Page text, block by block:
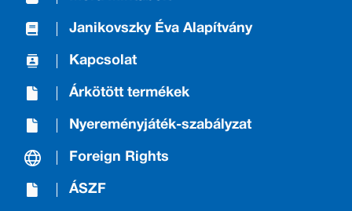
Janikovszky Éva Alapítvány
Kapcsolat
Árkötött termékek
Nyereményjáték-szabályzat
Foreign Rights
ÁSZF